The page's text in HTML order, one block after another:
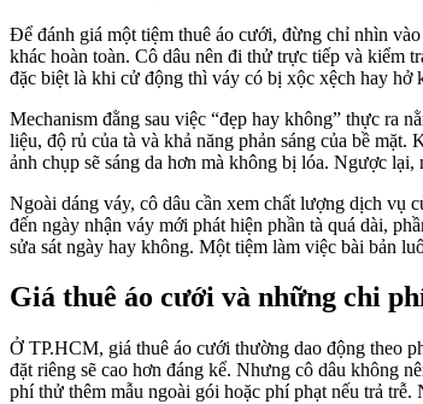
Để đánh giá một tiệm thuê áo cưới, đừng chỉ nhìn
khác hoàn toàn. Cô dâu nên đi thử trực tiếp và kiểm
đặc biệt là khi cử động thì váy có bị xộc xệch hay hở
Mechanism đằng sau việc “đẹp hay không” thực ra
liệu, độ rủ của tà và khả năng phản sáng của bề
ảnh chụp sẽ sáng da hơn mà không bị lóa. Ngược
Ngoài dáng váy, cô dâu cần xem chất lượng dịch vụ
đến ngày nhận váy mới phát hiện phần tà quá dài,
sửa sát ngày hay không. Một tiệm làm việc bài bản
Giá thuê áo cưới và những chi
Ở TP.HCM, giá thuê áo cưới thường dao động theo
đặt riêng sẽ cao hơn đáng kể. Nhưng cô dâu không
phí thử thêm mẫu ngoài gói hoặc phí phạt nếu trả